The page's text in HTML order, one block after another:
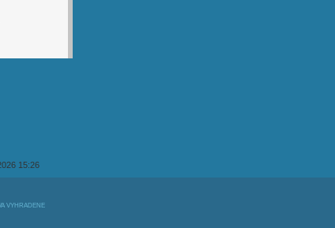
15:26
VYHRADENÉ